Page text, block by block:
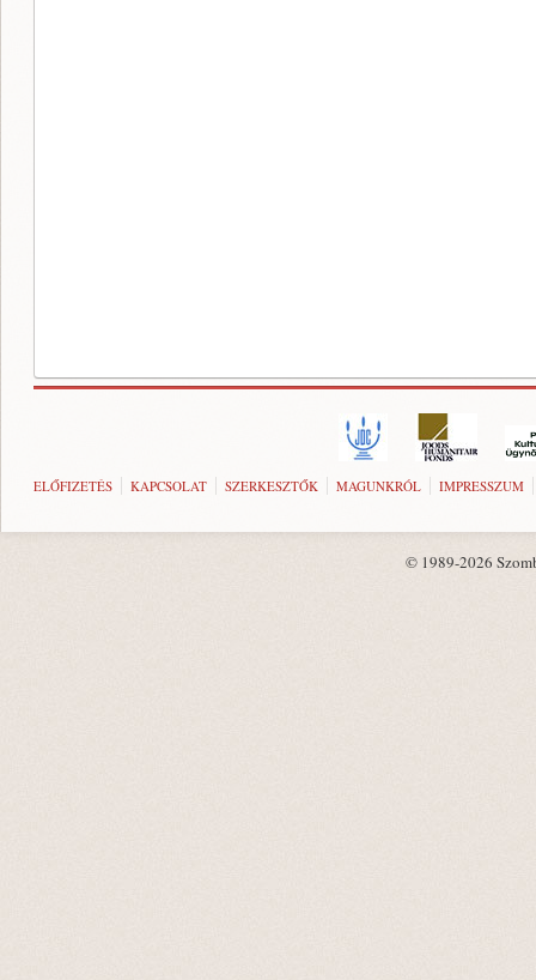
ELŐFIZETÉS KAPCSOLAT SZERKESZTŐK MAGUNKRÓL IMPRESSZUM
© 1989-2026